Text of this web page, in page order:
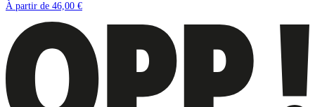
À partir de 46,00 €